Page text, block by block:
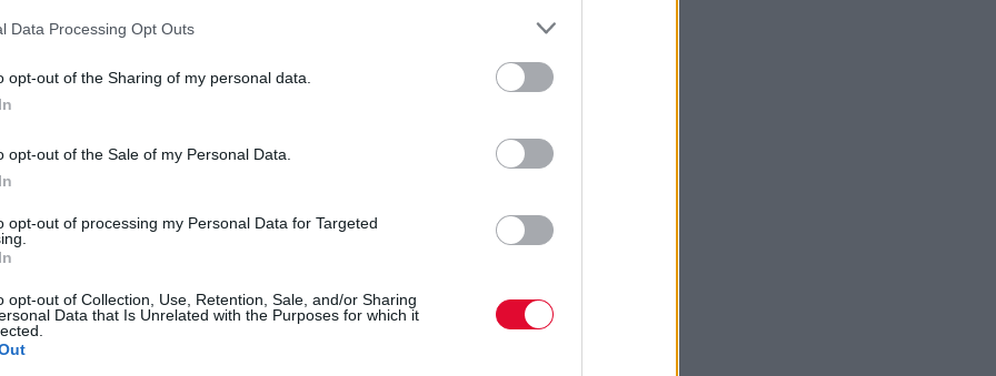
Data Processing Opt Outs
opt-out of the Sharing of my personal data.
opt-out of the Sale of my Personal Data.
opt-out of processing my Personal Data for Targeted
opt-out of Collection, Use, Retention, Sale, and/or Sharing
Data that Is Unrelated with the Purposes for which it
(Χρήστος Γρίμπας – βιολοντσέλο και Νίκος Ζαφρανάς –
τη συναυλιακή του δραστηριότητα στην ανάδειξη
λιγότερο γνωστών αριστουργημάτων του ρεπερτορίου σε
μας σε συνεργασία με τον βραβευμένο Δημήτρη
Μιχάλη Σαπουντσή (κοντραμπάσο) περιλαμβάνει
Αργεντινού συνθέτη που έκανε το Tango γνωστό